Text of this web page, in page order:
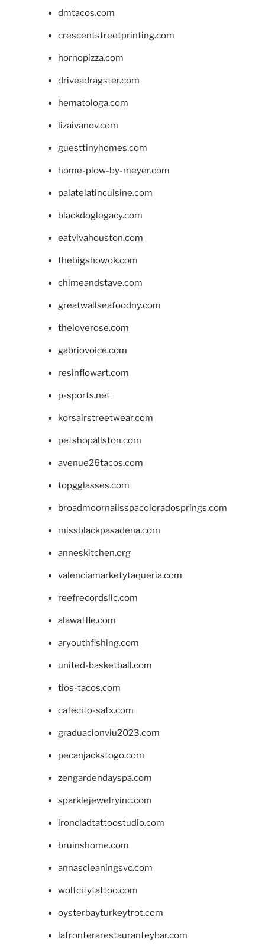
dmtacos.com
crescentstreetprinting.com
hornopizza.com
driveadragster.com
hematologa.com
lizaivanov.com
guesttinyhomes.com
home-plow-by-meyer.com
palatelatincuisine.com
blackdoglegacy.com
eatvivahouston.com
thebigshowok.com
chimeandstave.com
greatwallseafoodny.com
theloverose.com
gabriovoice.com
resinflowart.com
p-sports.net
korsairstreetwear.com
petshopallston.com
avenue26tacos.com
topgglasses.com
broadmoornailsspacoloradosprings.com
missblackpasadena.com
anneskitchen.org
valenciamarketytaqueria.com
reefrecordsllc.com
alawaffle.com
aryouthfishing.com
united-basketball.com
tios-tacos.com
cafecito-satx.com
graduacionviu2023.com
pecanjackstogo.com
zengardendayspa.com
sparklejewelryinc.com
ironcladtattoostudio.com
bruinshome.com
annascleaningsvc.com
wolfcitytattoo.com
oysterbayturkeytrot.com
lafronterarestauranteybar.com